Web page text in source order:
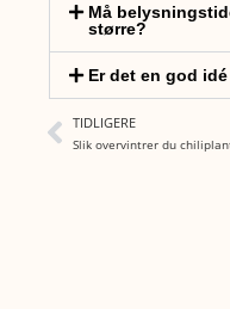
Må
større?
Er det en god
TIDLIGERE